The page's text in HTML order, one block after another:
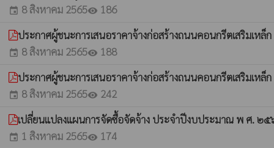
event 8 สิงหาคม 2565visibility 186
ประกาศผู้ชนะการเสนอราคาจ้างก่อสร้างถนนคอนกรีตเสริมเหล็
event 8 สิงหาคม 2565visibility 188
ประกาศผู้ชนะการเสนอราคาจ้างก่อสร้างถนนคอนกรีตเสริมเห
event 8 สิงหาคม 2565visibility 242
เปลี่ยนแปลงแผนการจัดซื้อจัดจ้าง ประจำปีงบประมาณ พ ศ. ๒
event 1 สิงหาคม 2565visibility 174